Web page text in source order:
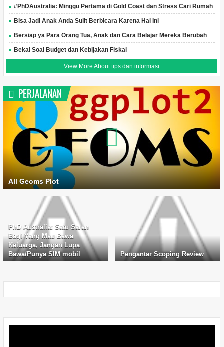
#PhDAustralia: Minggu Pertama di Gold Coast dan Stress Cari Rumah
Bisa Jadi Anak Anda Sulit Berbicara Karena Hal Ini
Bersiap ya Para Orang Tua, Anak dan Cara Belajar Mereka Berubah
Bekal Soal Budget dan Kebijakan Fiskal
View More About tips dan informasi
PERJALANAN
All Geoms Plot
PhD Australia: Satu Saran
Bagi Yang Mau Bawa
Keluarga, Jangan Lupa
Bawa/Punya SIM mobil
Pengantar Scoping Review